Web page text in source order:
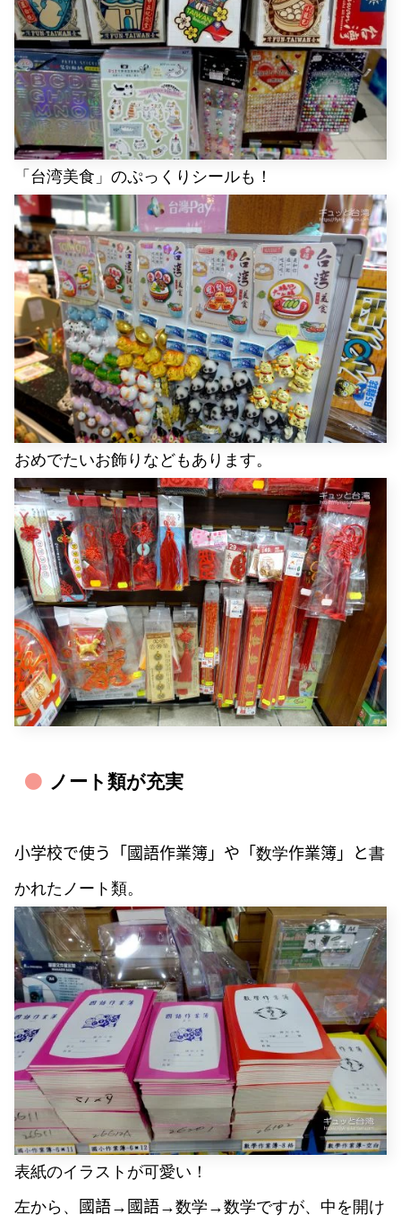
「台湾美食」のぷっくりシールも！
おめでたいお飾りなどもあります。
ノート類が充実
小学校で使う「國語作業簿」や「 数学作業簿」と書
かれたノート類。
表紙のイラストが可愛い！
左から、
國語→ 國語→数学→数学ですが、中を開け